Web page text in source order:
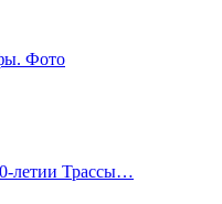
Фото
летии Трассы…